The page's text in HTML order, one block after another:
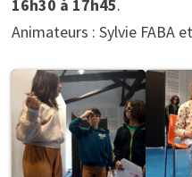
16h30 à 17h45.
Animateurs : Sylvie FABA